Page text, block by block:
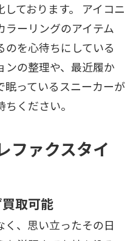
ております。 アイコニ
ラーリングのアイテム
のを心待ちにしている
ンの整理や、最近履か
眠っているスニーカーが
ください。
ファクスタイ
取可能
、思い立ったその日